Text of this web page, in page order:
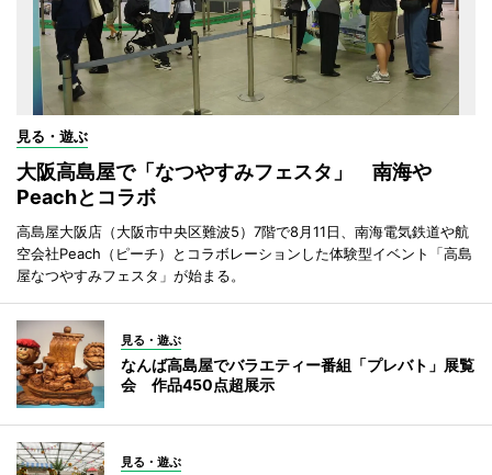
見る・遊ぶ
大阪高島屋で「なつやすみフェスタ」 南海や
Peachとコラボ
高島屋大阪店（大阪市中央区難波5）7階で8月11日、南海電気鉄道や航
空会社Peach（ピーチ）とコラボレーションした体験型イベント「高島
屋なつやすみフェスタ」が始まる。
見る・遊ぶ
なんば高島屋でバラエティー番組「プレバト」展覧
会 作品450点超展示
見る・遊ぶ